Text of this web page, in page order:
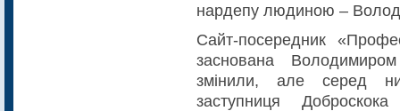
нардепу людиною –
Сайт-посередник
заснована
змінили, але серед
заступниця